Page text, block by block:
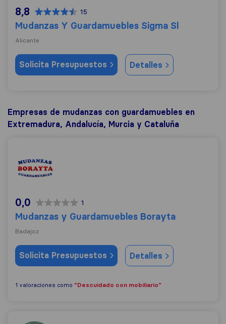
8,8 15
Mudanzas Y Guardamuebles Sigma Sl
Alicante
Solicita Presupuestos Detalles
Empresas de mudanzas con guardamuebles en
Extremadura, Andalucía, Murcia y Cataluña
0,0 1
Mudanzas y Guardamuebles Borayta
Badajoz
Solicita Presupuestos Detalles
1 valoraciones como "Descuidado con mobiliario"